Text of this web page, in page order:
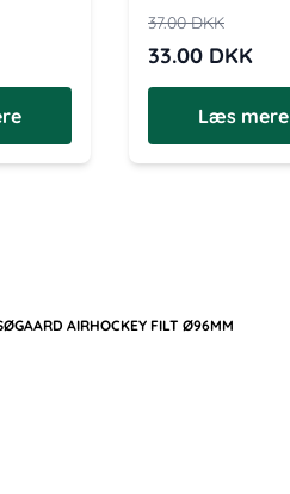
37.00DKK
33.00 DKK
Læs mere
AIRHOCKEY FILT Ø96MM